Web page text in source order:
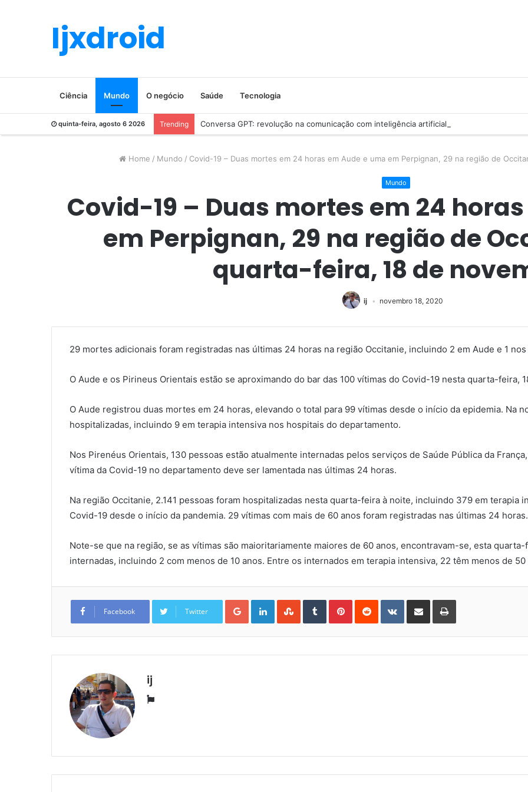
Ijxdroid
Ciência Mundo O negócio Saúde Tecnologia
quinta-feira, agosto 6 2026 Trending Conversa GPT: revolução na comunicação com inteligência artificial
Home / Mundo / Covid-19 – Duas mortes em 24 horas em Aude e uma em Perpignan, 29 na região de
Mundo
Covid-19 – Duas mortes em 24
em Perpignan, 29 na região de
quarta-feira, 18 de
ij novembro 18, 2020
29 mortes adicionais foram registradas nas últimas 24 horas na região Occitanie, incluindo 2 em Aude e 1
O Aude e os Pirineus Orientais estão se aproximando do bar das 100 vítimas do Covid-19 nesta quarta-feira,
O Aude registrou duas mortes em 24 horas, elevando o total para 99 vítimas desde o início da epidemia. Na
hospitalizadas, incluindo 9 em terapia intensiva nos hospitais do departamento.
Nos Pirenéus Orientais, 130 pessoas estão atualmente internadas pelos serviços de Saúde Pública da
vítima da Covid-19 no departamento deve ser lamentada nas últimas 24 horas.
Na região Occitanie, 2.141 pessoas foram hospitalizadas nesta quarta-feira à noite, incluindo 379 em terapia
Covid-19 desde o início da pandemia. 29 vítimas com mais de 60 anos foram registradas nas últimas 24 horas.
Note-se que na região, se as vítimas são maioritariamente maiores de 60 anos, encontravam-se, esta
internadas, incluindo 2 com menos de 10 anos. Entre os internados em terapia intensiva, 22 têm menos de
Facebook Twitter
Google+LinkedInStumbleUpon
TumblrPinterestReddit VKontakteShare
Email
Print
ij
Website